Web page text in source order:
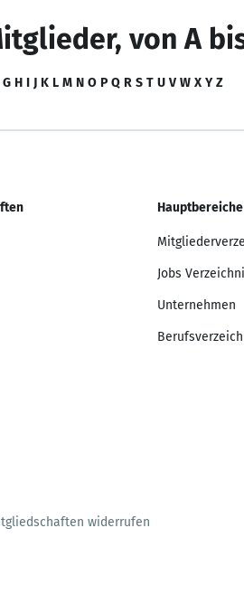
von A
G H I J K L M N O P Q R S T U V W X Y Z
Hauptbereiche
Jobs
Unternehmen
widerrufen